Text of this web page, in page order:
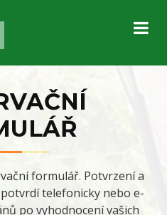
formulář. Potvrzení a
telefonicky nebo e-
po vyhodnocení vašich